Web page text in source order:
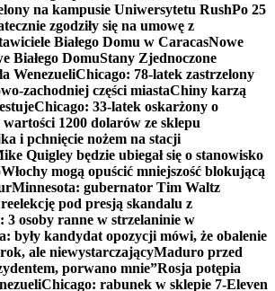
na kampusie Uniwersytetu RushPo 25
zgodziły się na umowę z
Białego Domu w CaracasNowe
Białego DomuStany Zjednoczone
WenezueliChicago: 78-latek zastrzelony
zachodniej części miastaChiny karzą
Chicago: 33-latek oskarżony o
1200 dolarów ze sklepu
i pchnięcie nożem na stacji
Quigley będzie ubiegał się o stanowisko
Włochy mogą opuścić mniejszość blokującą
Minnesota: gubernator Tim Waltz
pod presją skandalu z
3 osoby ranne w strzelaninie w
były kandydat opozycji mówi, że obalenie
ale niewystarczającyMaduro przed
porwano mnie”Rosja potępia
Chicago: rabunek w sklepie 7-Eleven